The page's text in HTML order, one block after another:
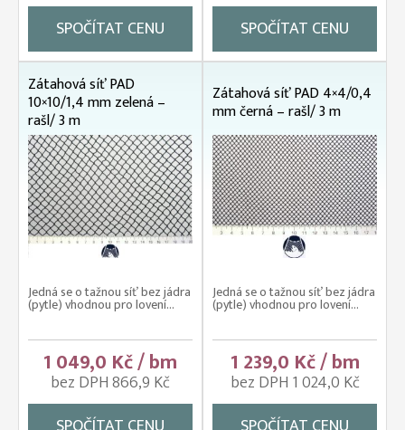
SPOČÍTAT CENU
SPOČÍTAT CENU
Zátahová síť PAD
10×10/1,4 mm zelená –
rašl/ 3 m
Jedná se o tažnou síť bez jádra
(pytle) vhodnou pro lovení...
1 049,0 Kč / bm
bez DPH 866,9 Kč
Zátahová síť PAD 4×4/0,4
mm černá – rašl/ 3 m
Jedná se o tažnou síť bez jádra
(pytle) vhodnou pro lovení...
1 239,0 Kč / bm
bez DPH 1 024,0 Kč